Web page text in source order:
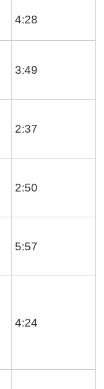
4:28
3:49
2:37
2:50
5:57
4:24